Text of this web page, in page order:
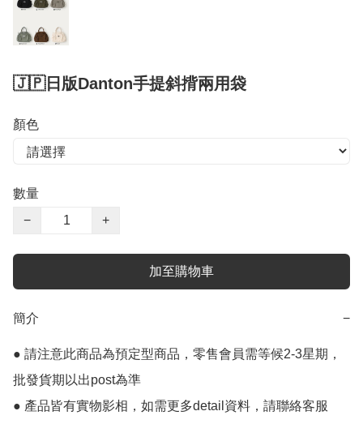
🇯🇵日版Danton手提斜揹兩用袋
顏色
數量
−
+
加至購物車
簡介 −
● 請注意此商品為預定型商品，零售會員需等候2-3星期，
批發貨期以出post為準
● 產品皆有實物影相，如需更多detail資料，請聯絡客服